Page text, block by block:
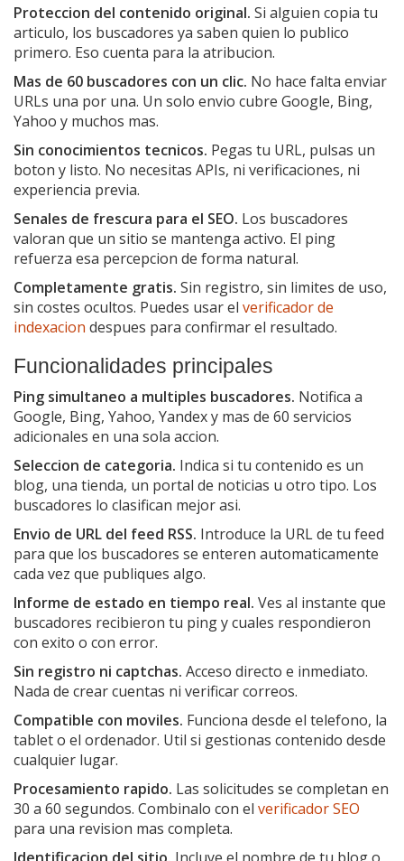
Proteccion del contenido original. Si alguien copia tu
articulo, los buscadores ya saben quien lo publico
primero. Eso cuenta para la atribucion.
Mas de 60 buscadores con un clic. No hace falta enviar
URLs una por una. Un solo envio cubre Google, Bing,
Yahoo y muchos mas.
Sin conocimientos tecnicos. Pegas tu URL, pulsas un
boton y listo. No necesitas APIs, ni verificaciones, ni
experiencia previa.
Senales de frescura para el SEO. Los buscadores
valoran que un sitio se mantenga activo. El ping
refuerza esa percepcion de forma natural.
Completamente gratis. Sin registro, sin limites de uso,
sin costes ocultos. Puedes usar el verificador de
indexacion despues para confirmar el resultado.
Funcionalidades principales
Ping simultaneo a multiples buscadores. Notifica a
Google, Bing, Yahoo, Yandex y mas de 60 servicios
adicionales en una sola accion.
Seleccion de categoria. Indica si tu contenido es un
blog, una tienda, un portal de noticias u otro tipo. Los
buscadores lo clasifican mejor asi.
Envio de URL del feed RSS. Introduce la URL de tu feed
para que los buscadores se enteren automaticamente
cada vez que publiques algo.
Informe de estado en tiempo real. Ves al instante que
buscadores recibieron tu ping y cuales respondieron
con exito o con error.
Sin registro ni captchas. Acceso directo e inmediato.
Nada de crear cuentas ni verificar correos.
Compatible con moviles. Funciona desde el telefono, la
tablet o el ordenador. Util si gestionas contenido desde
cualquier lugar.
Procesamiento rapido. Las solicitudes se completan en
30 a 60 segundos. Combinalo con el verificador SEO
para una revision mas completa.